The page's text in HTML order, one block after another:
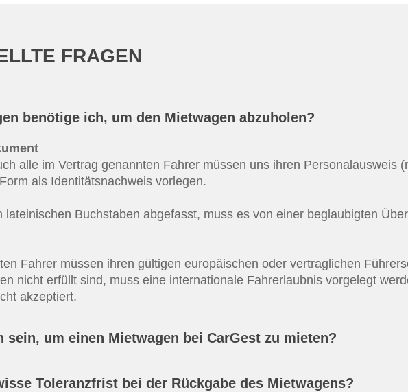
FRAGEN
benötige ich, um den Mietwagen abzuholen?
alle im Vertrag genannten Fahrer müssen uns ihren Personalausweis
als Identitätsnachweis vorlegen.
lateinischen Buchstaben abgefasst, muss es von einer beglaubigten
Fahrer müssen ihren gültigen europäischen oder vertraglichen
nicht erfüllt sind, muss eine internationale Fahrerlaubnis vorgelegt
akzeptiert.
sein, um einen Mietwagen bei CarGest zu mieten?
Toleranzfrist bei der Rückgabe des Mietwagens?